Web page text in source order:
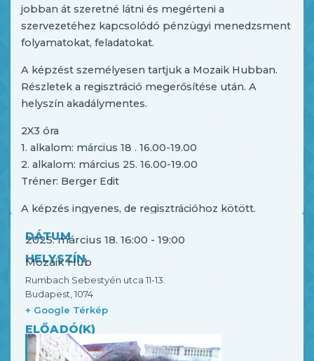
jobban át szeretné látni és megérteni a
szervezetéhez kapcsolódó pénzügyi menedzsment
folyamatokat, feladatokat.
A képzést személyesen tartjuk a Mozaik Hubban.
Részletek a regisztráció megerősítése után. A
helyszín akadálymentes.
2X3 óra
1. alkalom: március 18 . 16.00-19.00
2. alkalom: március 25. 16.00-19.00
Tréner: Berger Edit
A képzés ingyenes, de regisztrációhoz kötött.
DÁTUM
2025. március 18. 16:00 - 19:00
HELYSZÍN
Mozaik Hub
Rumbach Sebestyén utca 11-13.
Budapest,1074
+ Google Térkép
ELŐADÓ(K)